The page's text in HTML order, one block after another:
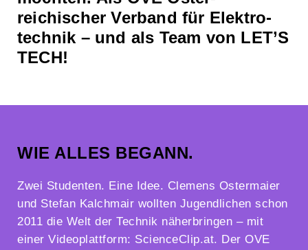
reichischer Verband für Elektro­
technik – und als Team von LET’S
TECH!
WIE ALLES BEGANN.
Zwei Studenten. Eine Idee. Clemens Ostermaier
und Stefan Kalchmair wollten Jugendlichen schon
2011 die Welt der Technik näherbringen – mit
einer Videoplattform: ScienceClip.at. Der OVE